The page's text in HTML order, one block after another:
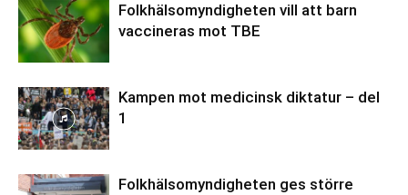
Folkhälsomyndigheten vill att barn
vaccineras mot TBE
Kampen mot medicinsk diktatur – del
1
Folkhälsomyndigheten ges större